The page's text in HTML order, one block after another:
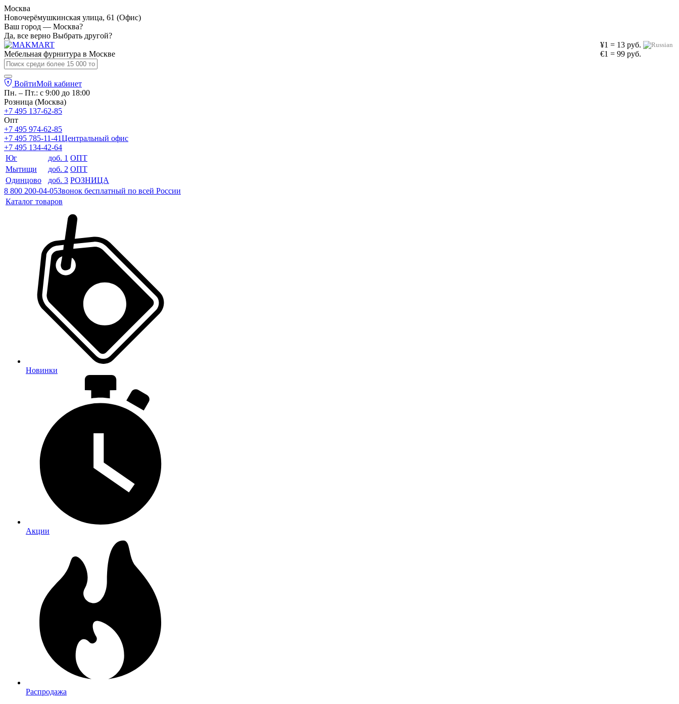
Москва
Новочерёмушкинская улица, 61 (Офис)
Ваш город — Москва?
Да, все верно Выбрать другой?
¥1 = 13 руб.
€1 = 99 руб.
Мебельная фурнитура в Москве
ВойтиМой кабинет
Пн. – Пт.: с 9:00 до 18:00
Розница (Москва)
+7 495 137-62-85
Опт
+7 495 974-62-85
+7 495 785-11-41Центральный офис
+7 495 134-42-64
Юг
доб. 1 ОПТ
Мытищи
доб. 2 ОПТ
Одинцово
доб. 3 РОЗНИЦА
8 800 200-04-05Звонок бесплатный по всей России
Каталог товаров
Новинки
Акции
Распродажа